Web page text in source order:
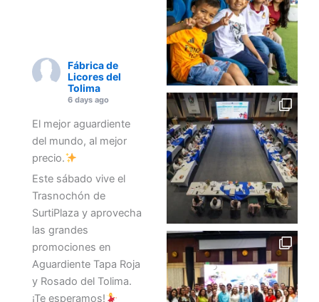
Fábrica de
Licores del
Tolima
6 days ago
El mejor aguardiente
del mundo, al mejor
precio.
Este sábado vive el
Trasnochón de
SurtiPlaza y aprovecha
las grandes
promociones en
Aguardiente Tapa Roja
y Rosado del Tolima.
¡Te esperamos!